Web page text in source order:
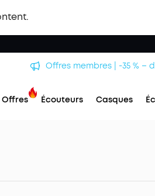
Offres membres | -35 % –
Offres Écouteurs Casques